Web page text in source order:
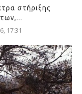
στήριξης
17:31